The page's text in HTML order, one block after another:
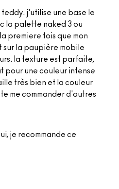
j'utilise une base le
la palette naked 3 ou
premiere fois que mon
sur la paupière mobile
la texture est parfaite,
pour une couleur intense
très bien et la couleur
me commander d'autres
je recommande ce